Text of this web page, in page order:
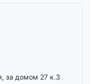
за домом 27 к.3